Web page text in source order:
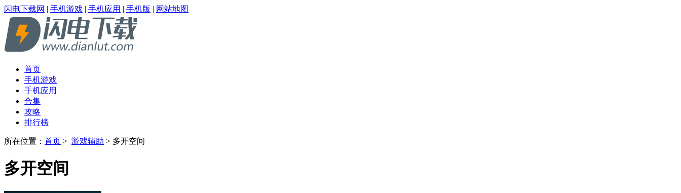
闪电下载网 | 手机游戏 | 手机应用 | 手机版 | 网站地图
首页
手机游戏
手机应用
合集
攻略
排行榜
所在位置： 首页 > 游戏辅助 > 多开空间
多开空间